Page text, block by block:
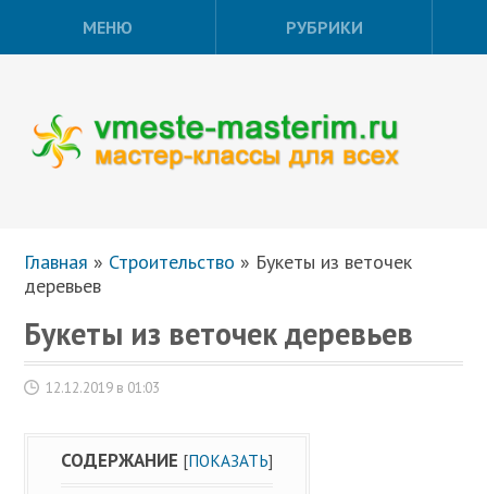
МЕНЮ РУБРИКИ
Главная » Строительство » Букеты из веточек
деревьев
Букеты из веточек деревьев
12.12.2019 в 01:03
СОДЕРЖАНИЕ [ПОКАЗАТЬ]